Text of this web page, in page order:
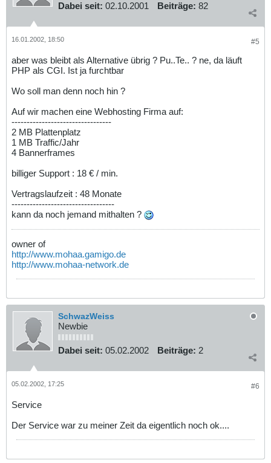
Dabei seit: 02.10.2001 Beiträge: 82
#5
16.01.2002, 18:50
aber was bleibt als Alternative übrig ? Pu..Te.. ? ne, da läuft
PHP als CGI. Ist ja furchtbar
Wo soll man denn noch hin ?
Auf wir machen eine Webhosting Firma auf:
---------------------------------
2 MB Plattenplatz
1 MB Traffic/Jahr
4 Bannerframes
billiger Support : 18 € / min.
Vertragslaufzeit : 48 Monate
----------------------------------
kann da noch jemand mithalten ?
owner of
http://www.mohaa.gamigo.de
http://www.mohaa-network.de
SchwazWeiss
Newbie
Dabei seit: 05.02.2002 Beiträge: 2
#6
05.02.2002, 17:25
Service
Der Service war zu meiner Zeit da eigentlich noch ok....